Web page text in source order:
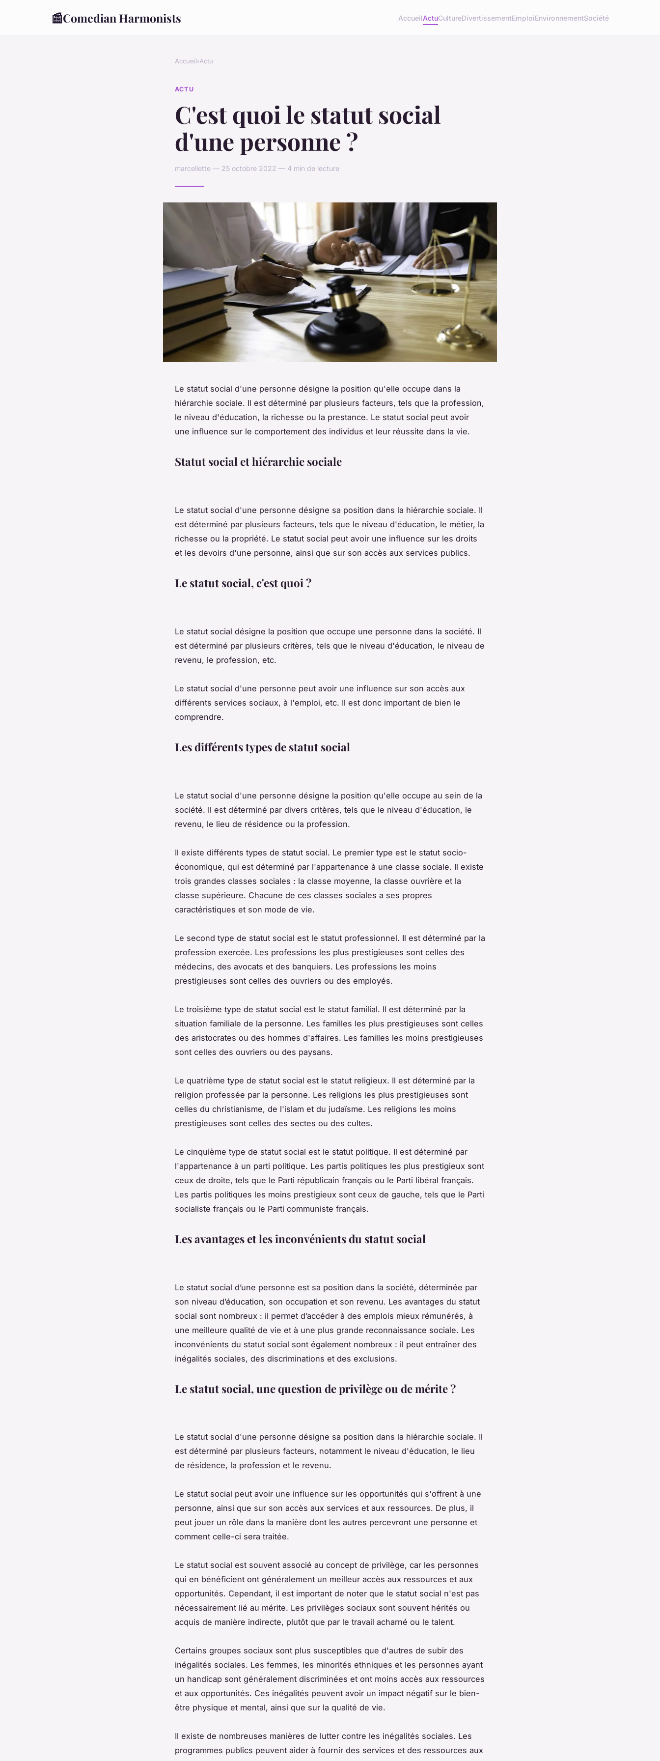
📰Comedian Harmonists AccueilActuCultureDivertissementEmploiEnvironnementSociété
Accueil›Actu
ACTU
C'est quoi le statut social
d'une personne ?
marcellette — 25 octobre 2022 — 4 min de lecture
Le statut social d'une personne désigne la position qu'elle occupe dans la
hiérarchie sociale. Il est déterminé par plusieurs facteurs, tels que la profession,
le niveau d'éducation, la richesse ou la prestance. Le statut social peut avoir
une influence sur le comportement des individus et leur réussite dans la vie.
Statut social et hiérarchie sociale
Le statut social d'une personne désigne sa position dans la hiérarchie sociale. Il
est déterminé par plusieurs facteurs, tels que le niveau d'éducation, le métier, la
richesse ou la propriété. Le statut social peut avoir une influence sur les droits
et les devoirs d'une personne, ainsi que sur son accès aux services publics.
Le statut social, c'est quoi ?
Le statut social désigne la position que occupe une personne dans la société. Il
est déterminé par plusieurs critères, tels que le niveau d'éducation, le niveau de
revenu, le profession, etc.
Le statut social d'une personne peut avoir une influence sur son accès aux
différents services sociaux, à l'emploi, etc. Il est donc important de bien le
comprendre.
Les différents types de statut social
Le statut social d'une personne désigne la position qu'elle occupe au sein de la
société. Il est déterminé par divers critères, tels que le niveau d'éducation, le
revenu, le lieu de résidence ou la profession.
Il existe différents types de statut social. Le premier type est le statut socio-
économique, qui est déterminé par l'appartenance à une classe sociale. Il existe
trois grandes classes sociales : la classe moyenne, la classe ouvrière et la
classe supérieure. Chacune de ces classes sociales a ses propres
caractéristiques et son mode de vie.
Le second type de statut social est le statut professionnel. Il est déterminé par la
profession exercée. Les professions les plus prestigieuses sont celles des
médecins, des avocats et des banquiers. Les professions les moins
prestigieuses sont celles des ouvriers ou des employés.
Le troisième type de statut social est le statut familial. Il est déterminé par la
situation familiale de la personne. Les familles les plus prestigieuses sont celles
des aristocrates ou des hommes d'affaires. Les familles les moins prestigieuses
sont celles des ouvriers ou des paysans.
Le quatrième type de statut social est le statut religieux. Il est déterminé par la
religion professée par la personne. Les religions les plus prestigieuses sont
celles du christianisme, de l'islam et du judaïsme. Les religions les moins
prestigieuses sont celles des sectes ou des cultes.
Le cinquième type de statut social est le statut politique. Il est déterminé par
l'appartenance à un parti politique. Les partis politiques les plus prestigieux sont
ceux de droite, tels que le Parti républicain français ou le Parti libéral français.
Les partis politiques les moins prestigieux sont ceux de gauche, tels que le Parti
socialiste français ou le Parti communiste français.
Les avantages et les inconvénients du statut social
Le statut social d’une personne est sa position dans la société, déterminée par
son niveau d’éducation, son occupation et son revenu. Les avantages du statut
social sont nombreux : il permet d’accéder à des emplois mieux rémunérés, à
une meilleure qualité de vie et à une plus grande reconnaissance sociale. Les
inconvénients du statut social sont également nombreux : il peut entraîner des
inégalités sociales, des discriminations et des exclusions.
Le statut social, une question de privilège ou de mérite ?
Le statut social d'une personne désigne sa position dans la hiérarchie sociale. Il
est déterminé par plusieurs facteurs, notamment le niveau d'éducation, le lieu
de résidence, la profession et le revenu.
Le statut social peut avoir une influence sur les opportunités qui s'offrent à une
personne, ainsi que sur son accès aux services et aux ressources. De plus, il
peut jouer un rôle dans la manière dont les autres percevront une personne et
comment celle-ci sera traitée.
Le statut social est souvent associé au concept de privilège, car les personnes
qui en bénéficient ont généralement un meilleur accès aux ressources et aux
opportunités. Cependant, il est important de noter que le statut social n'est pas
nécessairement lié au mérite. Les privilèges sociaux sont souvent hérités ou
acquis de manière indirecte, plutôt que par le travail acharné ou le talent.
Certains groupes sociaux sont plus susceptibles que d'autres de subir des
inégalités sociales. Les femmes, les minorités ethniques et les personnes ayant
un handicap sont généralement discriminées et ont moins accès aux ressources
et aux opportunités. Ces inégalités peuvent avoir un impact négatif sur le bien-
être physique et mental, ainsi que sur la qualité de vie.
Il existe de nombreuses manières de lutter contre les inégalités sociales. Les
programmes publics peuvent aider à fournir des services et des ressources aux